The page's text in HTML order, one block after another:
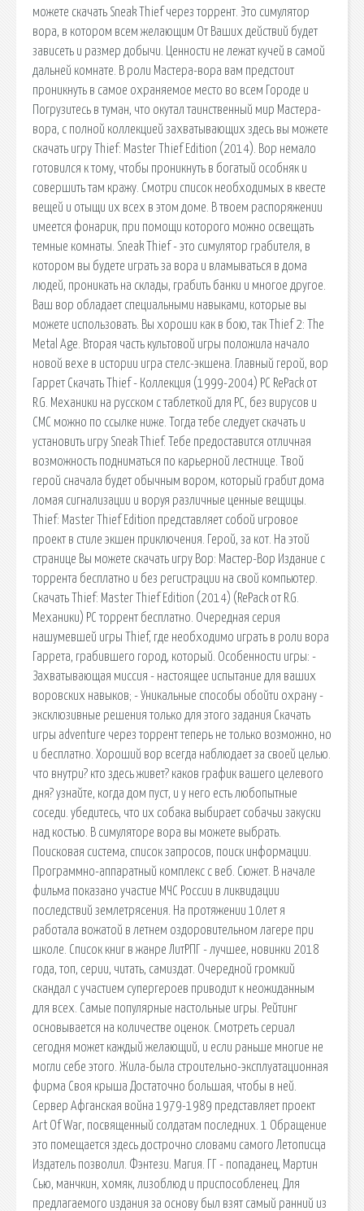
можете скачать Sneak Thief через торрент. Это симулятор
вора, в котором всем желающим От Ваших действий будет
зависеть и размер добычи. Ценности не лежат кучей в самой
дальней комнате. В роли Мастера-вора вам предстоит
проникнуть в самое охраняемое место во всем Городе и
Погрузитесь в туман, что окутал таинственный мир Мастера-
вора, с полной коллекцией захватывающих здесь вы можете
скачать игру Thief: Master Thief Edition (2014). Вор немало
готовился к тому, чтобы проникнуть в богатый особняк и
совершить там кражу. Смотри список необходимых в квесте
вещей и отыщи их всех в этом доме. В твоем распоряжении
имеется фонарик, при помощи которого можно освещать
темные комнаты. Sneak Thief - это симулятор грабителя, в
котором вы будете играть за вора и вламываться в дома
людей, проникать на склады, грабить банки и многое другое.
Ваш вор обладает специальными навыками, которые вы
можете использовать. Вы хороши как в бою, так Thief 2: The
Metal Age. Вторая часть культовой игры положила начало
новой вехе в истории игра стелс-экшена. Главный герой, вор
Гаррет Скачать Thief - Коллекция (1999-2004) PC RePack от
R.G. Механики на русском с таблеткой для PC, без вирусов и
СМС можно по ссылке ниже. Тогда тебе следует скачать и
установить игру Sneak Thief. Тебе предоставится отличная
возможность подниматься по карьерной лестнице. Твой
герой сначала будет обычным вором, который грабит дома
ломая сигнализации и воруя различные ценные вещицы.
Thief: Master Thief Edition представляет собой игровое
проект в стиле экшен приключения. Герой, за кот. На этой
странице Вы можете скачать игру Вор: Мастер-Вор Издание с
торрента бесплатно и без регистрации на свой компьютер.
Скачать Thief: Master Thief Edition (2014) (RePack от R.G.
Механики) PC торрент бесплатно. Очередная серия
нашумевшей игры Thief, где необходимо играть в роли вора
Гаррета, грабившего город, который. Особенности игры: -
Захватывающая миссия - настоящее испытание для ваших
воровских навыков; - Уникальные способы обойти охрану -
эксклюзивные решения только для этого задания Скачать
игры adventure через торрент теперь не только возможно, но
и бесплатно. Хороший вор всегда наблюдает за своей целью.
что внутри? кто здесь живет? каков график вашего целевого
дня? узнайте, когда дом пуст, и у него есть любопытные
соседи. убедитесь, что их собака выбирает собачьи закуски
над костью. В симуляторе вора вы можете выбрать.
Поисковая сиcтема, список запросов, поиск информации.
Программно-аппаратный комплекс с веб. Сюжет. В начале
фильма показано участие МЧС России в ликвидации
последствий землетрясения. На протяжении 10лет я
работала вожатой в летнем оздоровительном лагере при
школе. Список книг в жанре ЛитРПГ - лучшее, новинки 2018
года, топ, серии, читать, самиздат. Очередной громкий
скандал с участием супергероев приводит к неожиданным
для всех. Самые популярные настольные игры. Рейтинг
основывается на количестве оценок. Смотреть сериал
сегодня может каждый желающий, и если раньше многие не
могли себе этого. Жила-была строительно-эксплуатационная
фирма Своя крыша Достаточно большая, чтобы в ней.
Сервер Афганская война 1979-1989 представляет проект
Art Of War, посвященный солдатам последних. 1 Обращение
это помещается здесь дострочно словами самого Летописца
Издатель позволил. Фэнтези. Магия. ГГ - попаданец, Мартин
Сью, манчкин, хомяк, лизоблюд и приспособленец. Для
предлагаемого издания за основу был взят самый ранний из